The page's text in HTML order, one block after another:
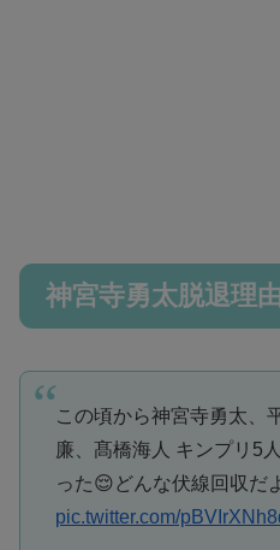
神宮寺勇太脱退理
この頃から神宮寺勇太、
廉、髙橋海人 キンプリ5
った😌どんな伏線回収だ
pic.twitter.com/